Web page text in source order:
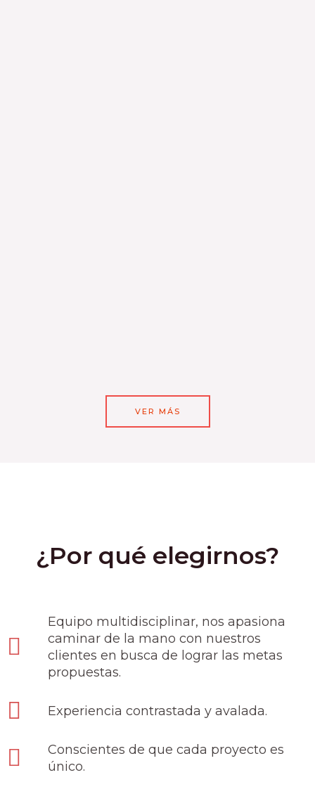
VER MÁS
¿Por qué elegirnos?
Equipo multidisciplinar, nos apasiona
caminar de la mano con nuestros
clientes en busca de lograr las metas
propuestas.
Experiencia contrastada y avalada.
Conscientes de que cada proyecto es
único.